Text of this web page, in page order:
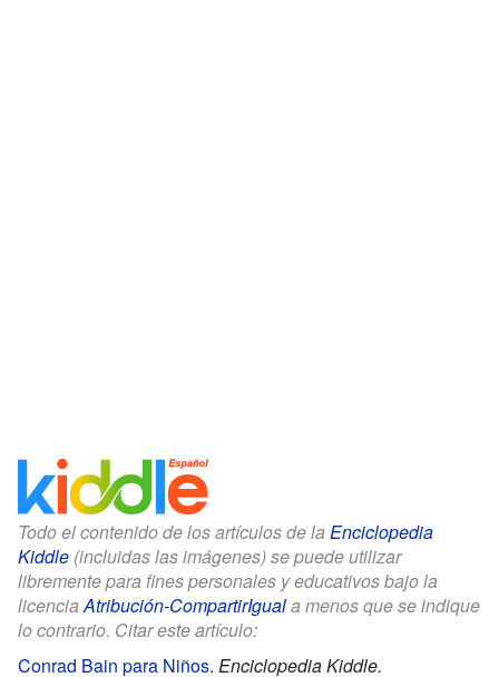
Todo el contenido de los artículos de la Enciclopedia
Kiddle (incluidas las imágenes) se puede utilizar
libremente para fines personales y educativos bajo la
licenciaAtribución-CompartirIguala menos que se indique
lo contrario. Citar este artículo:
Conrad Bain para Niños. Enciclopedia Kiddle.